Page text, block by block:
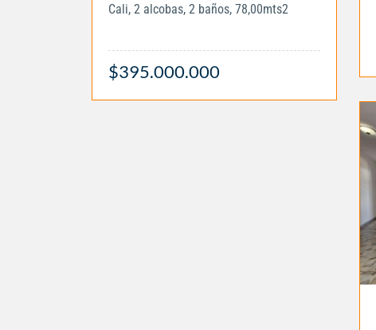
Cali, 2 alcobas, 2 baños, 78,00mts2
$395.000.000